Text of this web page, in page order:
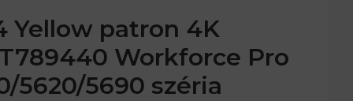
Yellow patron 4K
Workforce Pro
5620/5690 széria